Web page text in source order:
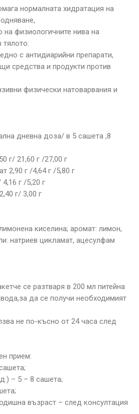
нормалната хидратация на
физиологичните нива на
тялото.
с антидиарийни препарати,
средства и продукти против
физически натоварвания и
дневна доза/ в 5 сашета ,8
г/ 21,60 г /27,00 г
2,90 г /4,64 г /5,80 г
г /5,20 г
г/ 3,00 г
киселина; аромат: лимон,
натриев цикламат, ацесулфам
се разтваря в 200 мл питейна
да се получи необходимият
не по-късно от 24 часа след
прием:
– 5 – 8 сашета;
възраст – след консултация